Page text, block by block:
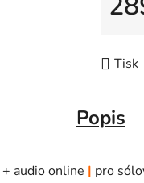
Tisk
Popis
+ audio online | pro